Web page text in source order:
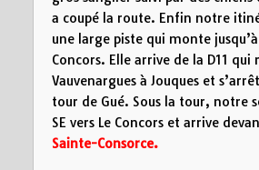
a coupé la route. Enfin notre
une large piste qui monte
Concors. Elle arrive de la D11 qui
Vauvenargues à Jouques et
tour de Gué. Sous la tour, notre
SE vers Le Concors et arrive
Sainte-Consorce.